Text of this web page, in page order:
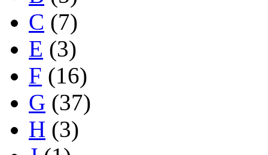
C (7)
E (3)
F (16)
G (37)
H (3)